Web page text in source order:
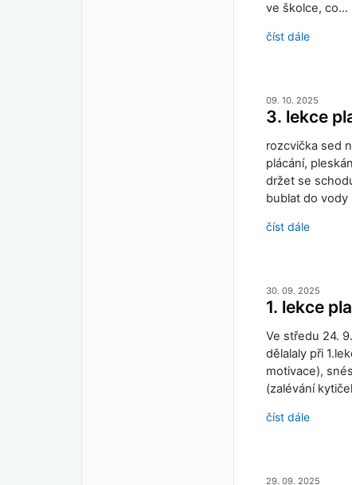
ve školce, co…
číst dále
09. 10. 2025
3. lekce
rozcvička sed
plácání,
držet se
bublat do vody
číst dále
30. 09. 2025
1. lekce
Ve středu 24.
dělalaly při
motivace),
(zalévání
číst dále
29. 09. 2025